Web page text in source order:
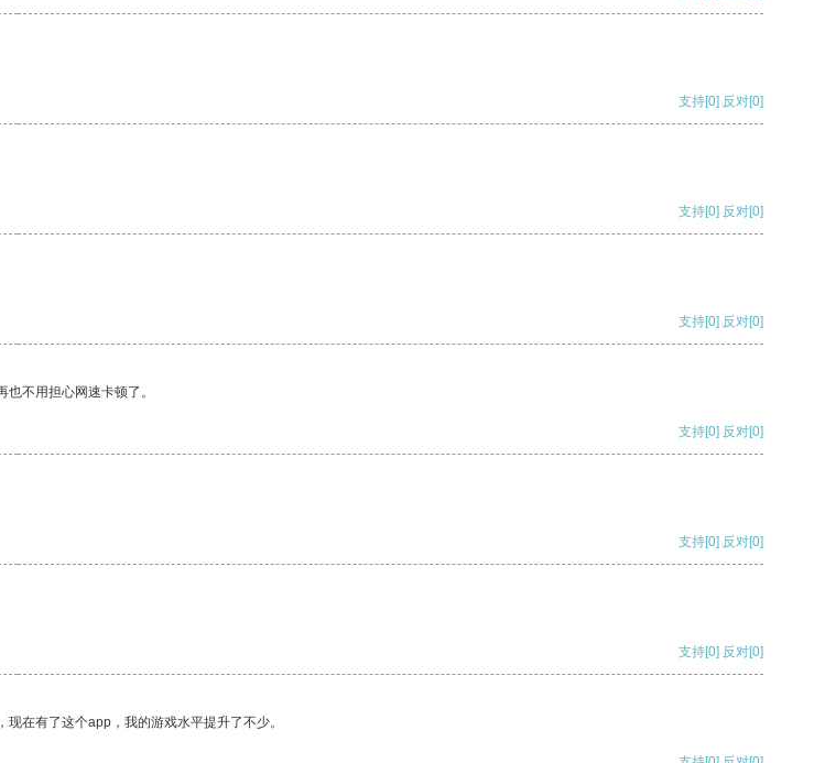
支持[0] 反对[0]
支持[0] 反对[0]
支持[0] 反对[0]
不用担心网速卡顿了。
支持[0] 反对[0]
支持[0] 反对[0]
支持[0] 反对[0]
在有了这个app，我的游戏水平提升了不少。